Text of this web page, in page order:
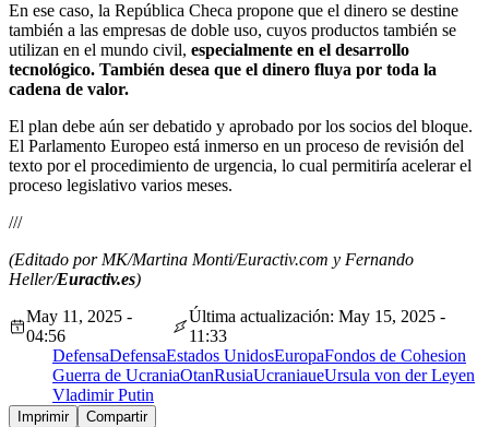
En ese caso, la República Checa propone que el dinero se destine
también a las empresas de doble uso, cuyos productos también se
utilizan en el mundo civil, especialmente en el desarrollo
tecnológico. También desea que el dinero fluya por toda la
cadena de valor.
El plan debe aún ser debatido y aprobado por los socios del bloque.
El Parlamento Europeo está inmerso en un proceso de revisión del
texto por el procedimiento de urgencia, lo cual permitiría acelerar el
proceso legislativo varios meses.
///
(Editado por MK/Martina Monti/Euractiv.com y Fernando
Heller/Euractiv.es)
May 11, 2025 -
04:56
Última actualización: May 15, 2025 -
11:33
DefensaDefensaEstados UnidosEuropaFondos de Cohesion
Guerra de UcraniaOtanRusiaUcraniaueUrsula von der Leyen
Vladimir Putin
Imprimir Compartir